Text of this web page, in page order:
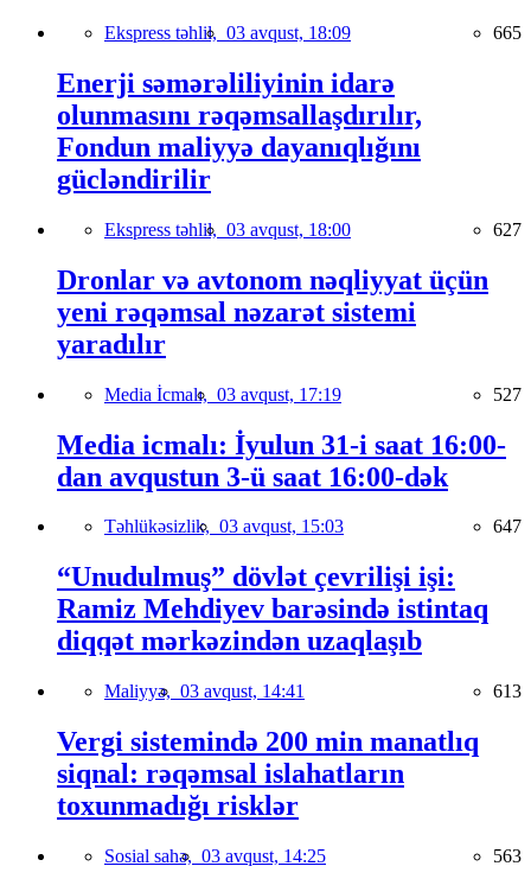
Ekspress təhlil, 03 avqust, 18:09 665
Enerji səmərəliliyinin idarə
olunmasını rəqəmsallaşdırılır,
Fondun maliyyə dayanıqlığını
gücləndirilir
Ekspress təhlil, 03 avqust, 18:00 627
Dronlar və avtonom nəqliyyat üçün
yeni rəqəmsal nəzarət sistemi
yaradılır
Media İcmalı, 03 avqust, 17:19 527
Media icmalı: İyulun 31-i saat 16:00-
dan avqustun 3-ü saat 16:00-dək
Təhlükəsizlik, 03 avqust, 15:03 647
“Unudulmuş” dövlət çevrilişi işi:
Ramiz Mehdiyev barəsində istintaq
diqqət mərkəzindən uzaqlaşıb
Maliyyə, 03 avqust, 14:41 613
Vergi sistemində 200 min manatlıq
siqnal: rəqəmsal islahatların
toxunmadığı risklər
Sosial sahə, 03 avqust, 14:25 563